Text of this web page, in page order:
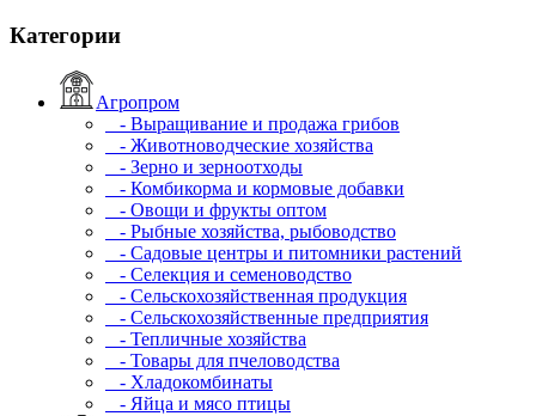
Категории
Агропром
- Выращивание и продажа грибов
- Животноводческие хозяйства
- Зерно и зерноотходы
- Комбикорма и кормовые добавки
- Овощи и фрукты оптом
- Рыбные хозяйства, рыбоводство
- Садовые центры и питомники растений
- Селекция и семеноводство
- Сельскохозяйственная продукция
- Сельскохозяйственные предприятия
- Тепличные хозяйства
- Товары для пчеловодства
- Хладокомбинаты
- Яйца и мясо птицы